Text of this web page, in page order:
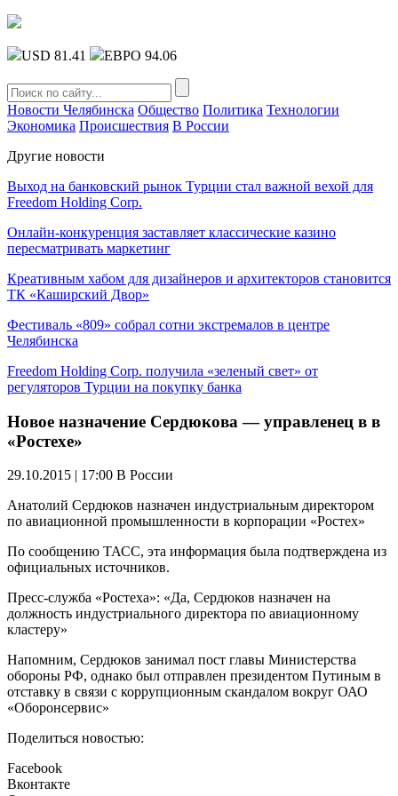
USD 81.41 ЕВРО 94.06
Новости Челябинска Общество Политика Технологии
Экономика Происшествия В России
Другие новости
Выход на банковский рынок Турции стал важной вехой для
Freedom Holding Corp.
Онлайн-конкуренция заставляет классические казино
пересматривать маркетинг
Креативным хабом для дизайнеров и архитекторов становится
ТК «Каширский Двор»
Фестиваль «809» собрал сотни экстремалов в центре
Челябинска
Freedom Holding Corp. получила «зеленый свет» от
регуляторов Турции на покупку банка
Новое назначение Сердюкова — управленец в в
«Ростехе»
29.10.2015 | 17:00 В России
Анатолий Сердюков назначен индустриальным директором
по авиационной промышленности в корпорации «Ростех»
По сообщению ТАСС, эта информация была подтверждена из
официальных источников.
Пресс-служба «Ростеха»: «Да, Сердюков назначен на
должность индустриального директора по авиационному
кластеру»
Напомним, Сердюков занимал пост главы Министерства
обороны РФ, однако был отправлен президентом Путиным в
отставку в связи с коррупционным скандалом вокруг ОАО
«Оборонсервис»
Поделиться новостью:
Facebook
Вконтакте